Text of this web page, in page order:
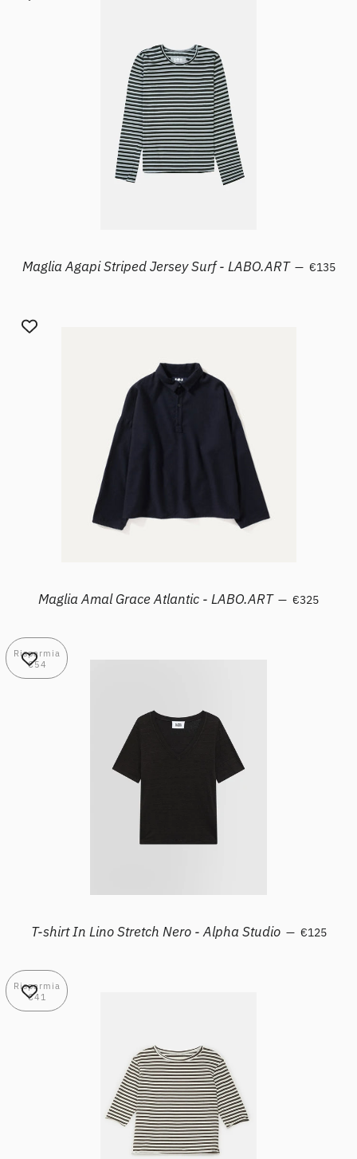
Maglia Agapi Striped Jersey Surf - LABO.ART — Prezzo
€135
Maglia Amal Grace Atlantic - LABO.ART — Prezzo di
€325
Risparmia
€54
T-shirt In Lino Stretch Nero - Alpha Studio — Prezzo
€125
Risparmia
€41